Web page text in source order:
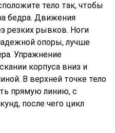
тело так, чтобы
бедра. Движения
резких рывков. Ноги
опоры, лучше
Упражнение
корпуса вниз и
В верхней точке тело
прямую линию, с
после чего цикл